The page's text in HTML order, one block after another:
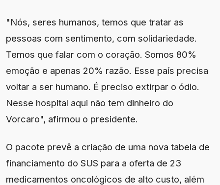
"Nós, seres humanos, temos que tratar as
pessoas com sentimento, com solidariedade.
Temos que falar com o coração. Somos 80%
emoção e apenas 20% razão. Esse país precisa
voltar a ser humano. É preciso extirpar o ódio.
Nesse hospital aqui não tem dinheiro do
Vorcaro", afirmou o presidente.
O pacote prevê a criação de uma nova tabela de
financiamento do SUS para a oferta de 23
medicamentos oncológicos de alto custo, além